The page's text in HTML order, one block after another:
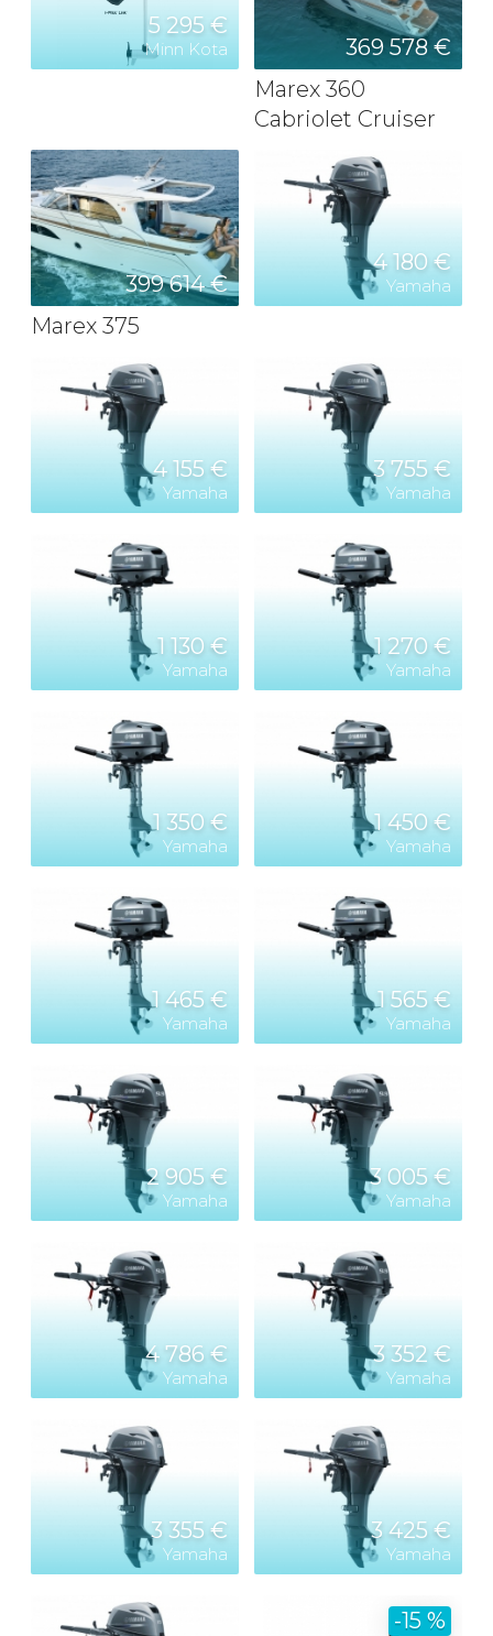
5 295 €
Minn Kota
369 578 €
Marex 360
Cabriolet Cruiser
399 614 €
Marex 375
4 180 €
Yamaha
4 155 €
Yamaha
3 755 €
Yamaha
1 130 €
Yamaha
1 270 €
Yamaha
1 350 €
Yamaha
1 450 €
Yamaha
1 465 €
Yamaha
1 565 €
Yamaha
2 905 €
Yamaha
3 005 €
Yamaha
4 786 €
Yamaha
3 352 €
Yamaha
3 355 €
Yamaha
3 425 €
Yamaha
-15 %